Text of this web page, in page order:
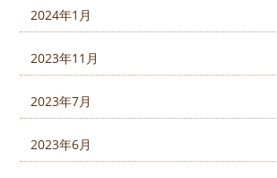
2024年1月
2023年11月
2023年7月
2023年6月